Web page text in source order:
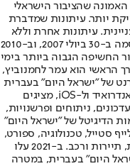
שהציבור הישראלי
יותר. עיתונות שמדברת
עיתונות אחרת וללא
תשלום. המהדורה המודפסת הראשונה פורסמה ב-30 ביולי 2007, וב-2010
החשיפה הגבוה ביותר בימי
הראשי הוא עמר לחמנוביץ,
של "ישראל היום" בעברית
ובאנגלית, כמו כן היישומונים (אפליקציות) לאנדרואיד ול-iOS, מציגים
ניתוחים ופרשנויות,
הדיגיטל של "ישראל היום"
סטייל, טכנולוגיה, ספורט,
כלכלה וצרכנות, בריאות, חיילים, אוכל, יהדות, תיירות ורכב. ב-2021 עלו
היום" בעברית, במטרה